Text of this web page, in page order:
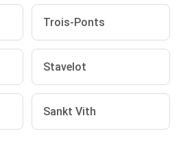
Trois-Ponts
Stavelot
Sankt Vith